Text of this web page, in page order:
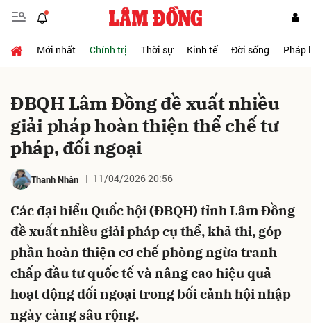
Mới nhất Chính trị Thời sự Kinh tế Đời sống Pháp
ĐBQH Lâm Đồng đề xuất nhiều
giải pháp hoàn thiện thể chế tư
pháp, đối ngoại
Thanh Nhàn 11/04/2026 20:56
Các đại biểu Quốc hội (ĐBQH) tỉnh Lâm Đồng
đề xuất nhiều giải pháp cụ thể, khả thi, góp
phần hoàn thiện cơ chế phòng ngừa tranh
chấp đầu tư quốc tế và nâng cao hiệu quả
hoạt động đối ngoại trong bối cảnh hội nhập
ngày càng sâu rộng.
Gửi bình luận
Hủy Gửi